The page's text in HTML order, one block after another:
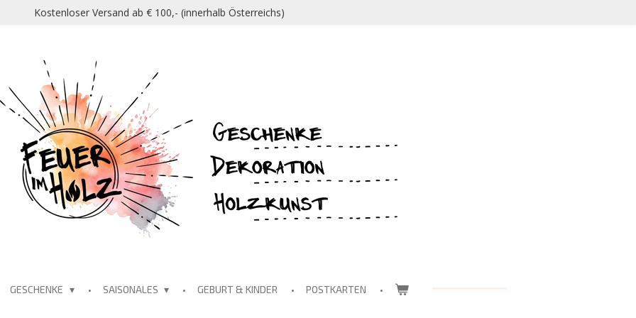
Kostenloser Versand ab € 100,- (innerhalb Österreichs)
GESCHENKE SAISONALES GEBURT & KINDER POSTKARTEN